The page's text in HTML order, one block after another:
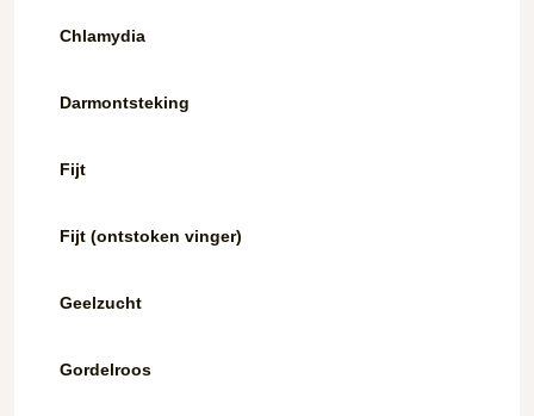
Chlamydia
Darmontsteking
Fijt
Fijt (ontstoken vinger)
Geelzucht
Gordelroos